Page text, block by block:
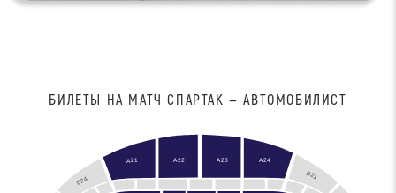
БИЛЕТЫ НА МАТЧ СПАРТАК — АВТОМОБИЛИСТ
A24
B21
D24
A23
A22
A21